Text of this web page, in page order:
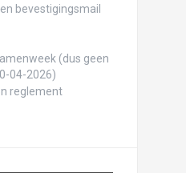
bevestigingsmail
(dus geen
04-2026)
reglement